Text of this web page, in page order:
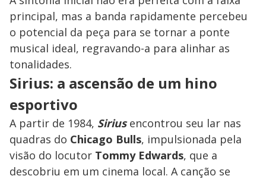
principal, mas a banda rapidamente percebeu
o potencial da peça para se tornar a ponte
musical ideal, regravando-a para alinhar as
tonalidades.
Sirius: a ascensão de um hino
esportivo
A partir de 1984, Siriusencontrou seu lar nas
quadras do Chicago Bulls, impulsionada pela
visão do locutor Tommy Edwards, que a
descobriu em um cinema local. A canção se